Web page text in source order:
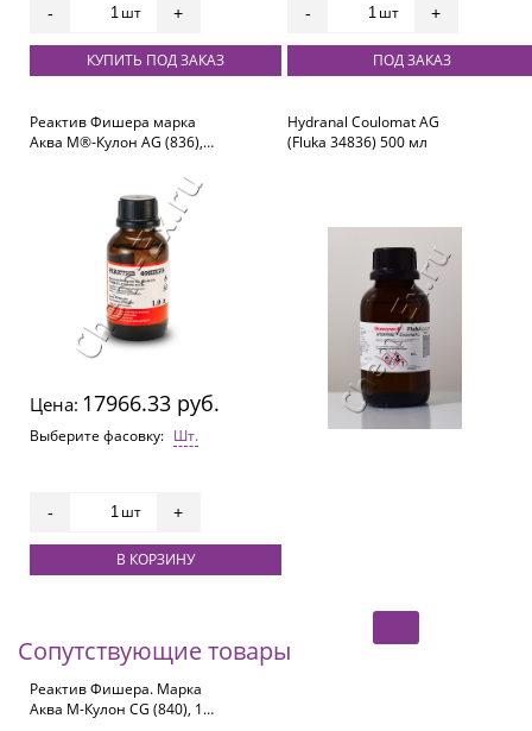
- шт +
КУПИТЬ ПОД ЗАКАЗ
- шт +
ПОД ЗАКАЗ
Реактив Фишера марка
Аква М®-Кулон AG (836), 1
Цена: 17966.33 руб.
Выберите фасовку: Шт.
- шт +
В КОРЗИНУ
Hydranal Coulomat AG
(Fluka 34836) 500 мл
Сопутствующие товары
Реактив Фишера. Марка
Аква М-Кулон CG (840), 10